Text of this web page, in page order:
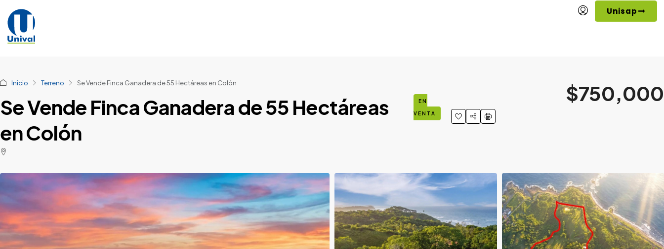
Unisap
Inicio Terreno Se Vende Finca Ganadera de 55 Hectáreas en Colón
Se Vende Finca Ganadera de 55 Hectáreas
en Colón
EN
VENTA
$750,000